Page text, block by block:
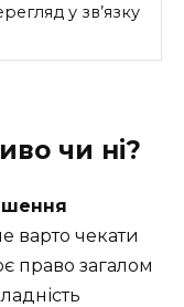
у зв’язку
чи ні?
варто чекати
право загалом